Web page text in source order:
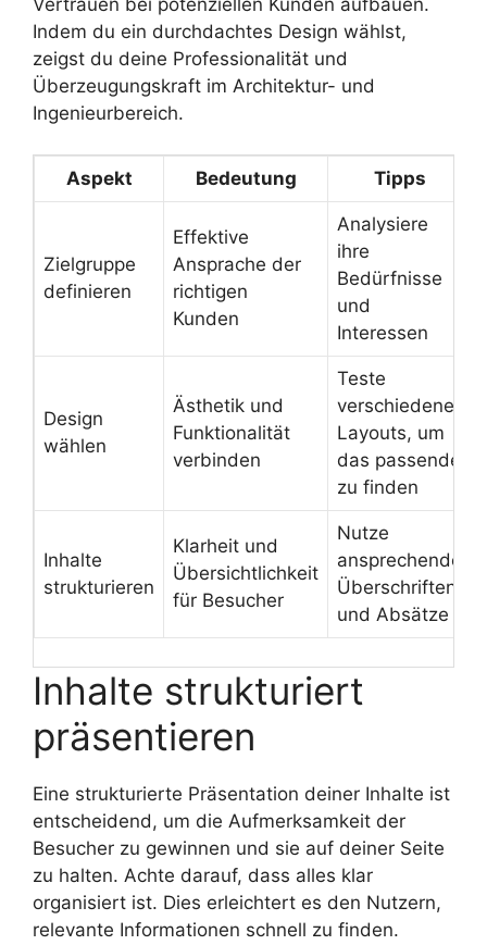
Indem du ein durchdachtes Design wählst,
zeigst du deine Professionalität und
Überzeugungskraft im Architektur- und
Ingenieurbereich.
Aspekt Bedeutung Tipps
Zielgruppe
definieren
Effektive
Ansprache der
richtigen
Kunden
Analysiere
ihre
Bedürfnisse
und
Interessen
Design
wählen
Ästhetik und
Funktionalität
verbinden
Teste
verschiedene
Layouts, um
das passende
zu finden
Inhalte
strukturieren
Klarheit und
Übersichtlichkeit
für Besucher
Nutze
ansprechende
Überschriften
und Absätze
Inhalte strukturiert
präsentieren
Eine strukturierte Präsentation deiner Inhalte ist
entscheidend, um die Aufmerksamkeit der
Besucher zu gewinnen und sie auf deiner Seite
zu halten. Achte darauf, dass alles klar
organisiert ist. Dies erleichtert es den Nutzern,
relevante Informationen schnell zu finden.